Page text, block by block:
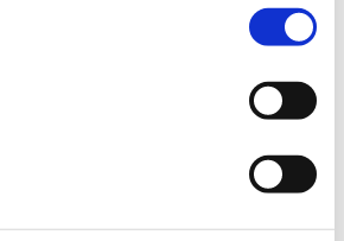
s’adaptent et
des opportunités